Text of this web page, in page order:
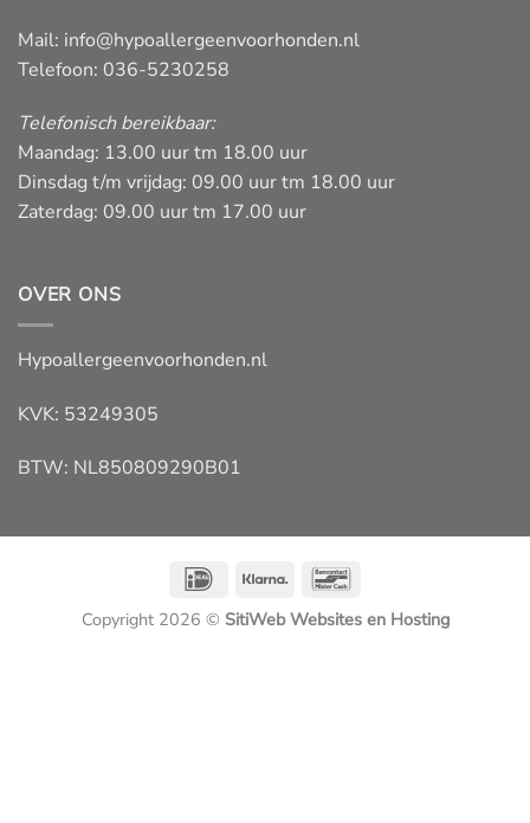
Mail: info@hypoallergeenvoorhonden.nl
Telefoon: 036-5230258
Telefonisch bereikbaar:
Maandag: 13.00 uur tm 18.00 uur
Dinsdag t/m vrijdag: 09.00 uur tm 18.00 uur
Zaterdag: 09.00 uur tm 17.00 uur
OVER ONS
Hypoallergeenvoorhonden.nl
KVK: 53249305
BTW: NL850809290B01
IDeal Klarna
Copyright 2026 © SitiWeb Websites en Hosting